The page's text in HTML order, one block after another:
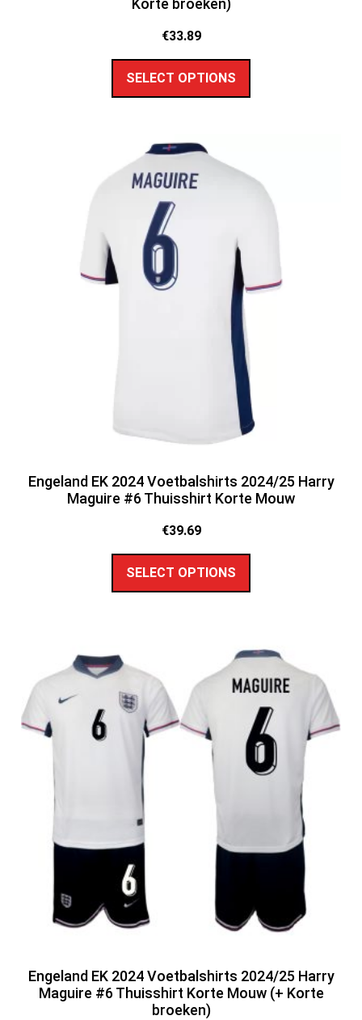
Korte broeken)
€33.89
SELECT OPTIONS
Engeland EK 2024 Voetbalshirts 2024/25 Harry
Maguire #6 Thuisshirt Korte Mouw
€39.69
SELECT OPTIONS
Engeland EK 2024 Voetbalshirts 2024/25 Harry
Maguire #6 Thuisshirt Korte Mouw (+ Korte
broeken)